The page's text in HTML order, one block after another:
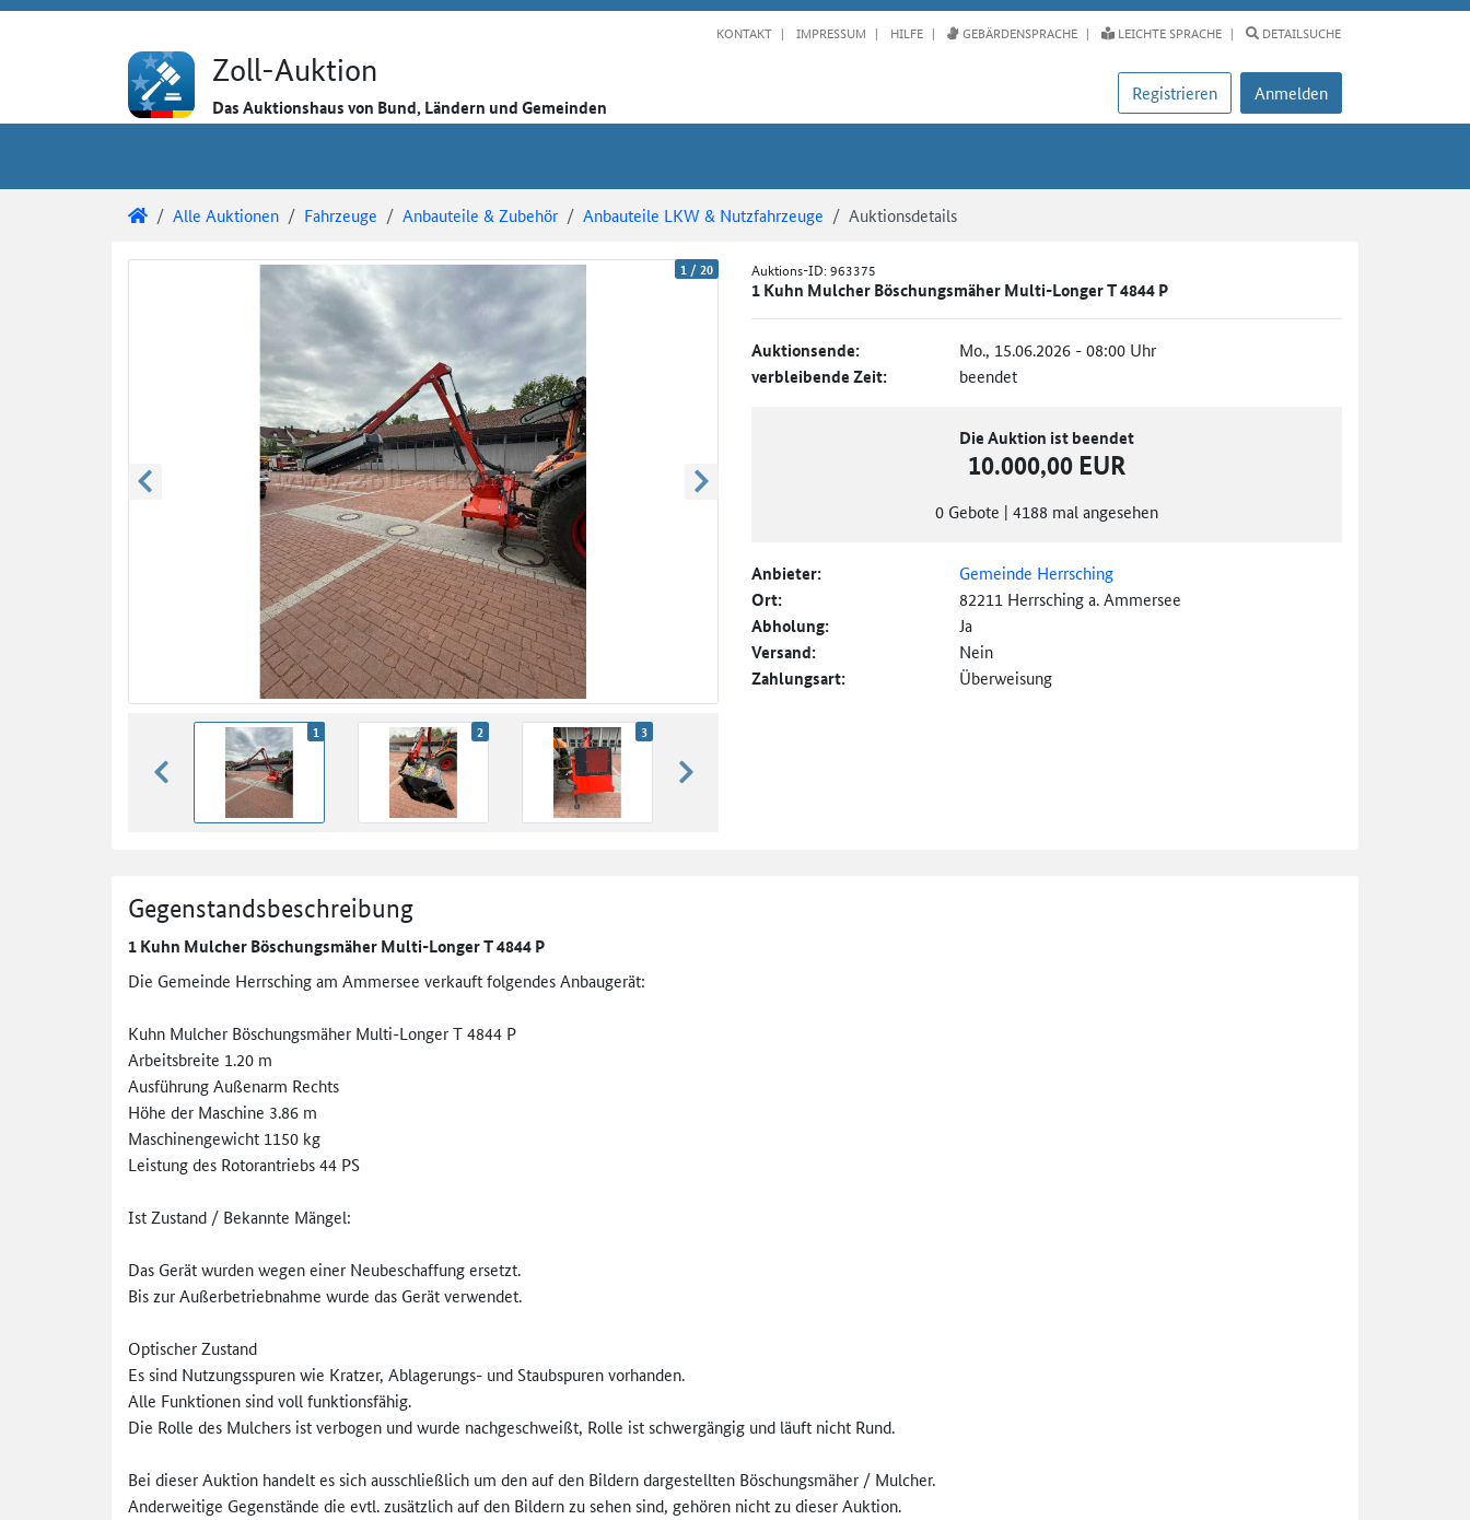
KONTAKT IMPRESSUM HILFE GEBÄRDENSPRACHE LEICHTE SPRACHE DETAILSUCHE
Zoll-Auktion
Das Auktionshaus von Bund, Ländern und Gemeinden
Registrieren Anmelden
Zoll-Auktion
Alle Auktionen Fahrzeuge Anbauteile & Zubehör Anbauteile LKW & Nutzfahrzeuge Auktionsdetails
Auktionsdetails
Auktionsüberblick 1 /20
zurück blättern weiter blättern
zurück blättern
1 2 3
weiter blättern
Auktions-ID:963375
1 Kuhn Mulcher Böschungsmäher Multi-Longer T 4844 P
Auktionsende: Mo., 15.06.2026 - 08:00 Uhr
verbleibende Zeit: beendet
Die Auktion ist beendet
10.000,00 EUR
0 Gebote | 4188 mal angesehen
Anbieter: Gemeinde Herrsching
Ort: 82211 Herrsching a. Ammersee
Abholung: Ja
Versand: Nein
Zahlungsart: Überweisung
Gegenstandsbeschreibung
1 Kuhn Mulcher Böschungsmäher Multi-Longer T 4844 P
Die Gemeinde Herrsching am Ammersee verkauft folgendes Anbaugerät:
Kuhn Mulcher Böschungsmäher Multi-Longer T 4844 P
Arbeitsbreite 1.20 m
Ausführung Außenarm Rechts
Höhe der Maschine 3.86 m
Maschinengewicht 1150 kg
Leistung des Rotorantriebs 44 PS
Ist Zustand / Bekannte Mängel:
Das Gerät wurden wegen einer Neubeschaffung ersetzt.
Bis zur Außerbetriebnahme wurde das Gerät verwendet.
Optischer Zustand
Es sind Nutzungsspuren wie Kratzer, Ablagerungs- und Staubspuren vorhanden.
Alle Funktionen sind voll funktionsfähig.
Die Rolle des Mulchers ist verbogen und wurde nachgeschweißt, Rolle ist schwergängig und läuft nicht Rund.
Bei dieser Auktion handelt es sich ausschließlich um den auf den Bildern dargestellten Böschungsmäher / Mulcher.
Anderweitige Gegenstände die evtl. zusätzlich auf den Bildern zu sehen sind, gehören nicht zu dieser Auktion.